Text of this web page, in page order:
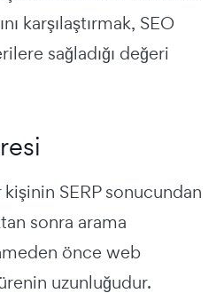
karşılaştırmak, SEO
sağladığı değeri
kişinin SERP sonucundan
sonra arama
önce web
uzunluğudur.